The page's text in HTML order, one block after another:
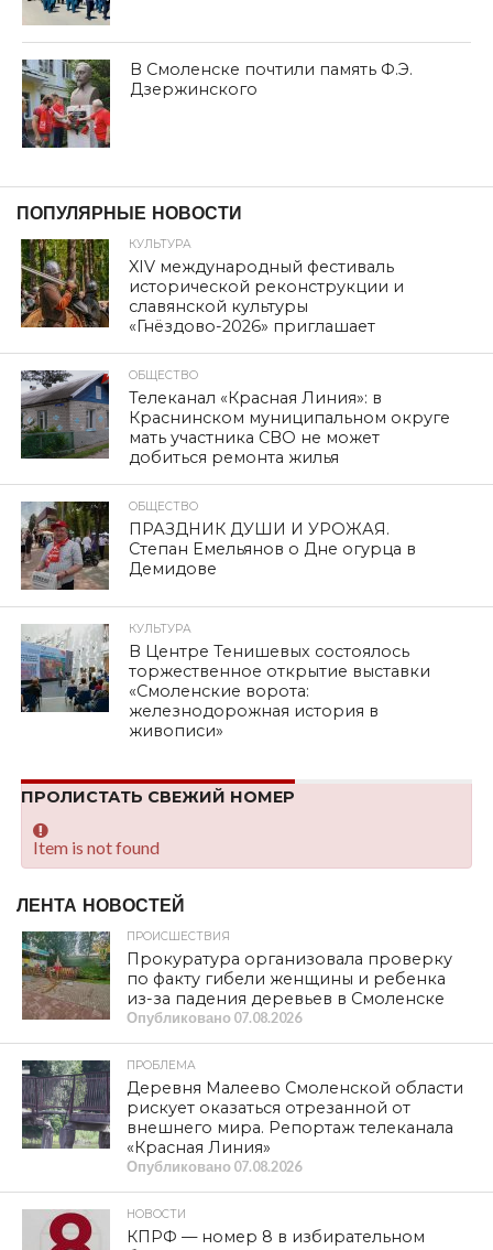
В Смоленске почтили память Ф.Э.
Дзержинского
ПОПУЛЯРНЫЕ НОВОСТИ
КУЛЬТУРА
XIV международный фестиваль
исторической реконструкции и
славянской культуры
«Гнёздово-2026» приглашает
ОБЩЕСТВО
Телеканал «Красная Линия»: в
Краснинском муниципальном округе
мать участника СВО не может
добиться ремонта жилья
ОБЩЕСТВО
ПРАЗДНИК ДУШИ И УРОЖАЯ.
Степан Емельянов о Дне огурца в
Демидове
КУЛЬТУРА
В Центре Тенишевых состоялось
торжественное открытие выставки
«Смоленские ворота:
железнодорожная история в
живописи»
ПРОЛИСТАТЬ СВЕЖИЙ НОМЕР
Item is not found
ЛЕНТА НОВОСТЕЙ
ПРОИСШЕСТВИЯ
Прокуратура организовала проверку
по факту гибели женщины и ребенка
из-за падения деревьев в Смоленске
Опубликовано 07.08.2026
ПРОБЛЕМА
Деревня Малеево Смоленской области
рискует оказаться отрезанной от
внешнего мира. Репортаж телеканала
«Красная Линия»
Опубликовано 07.08.2026
НОВОСТИ
КПРФ — номер 8 в избирательном